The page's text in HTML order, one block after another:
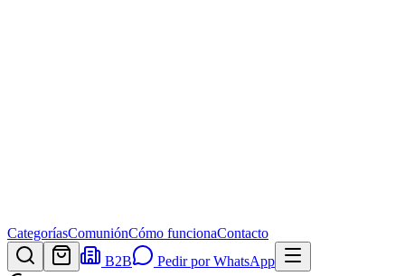
CategoríasComuniónCómo funcionaContacto
B2B
Pedir por WhatsApp